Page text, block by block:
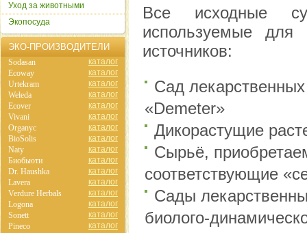
Все исходные
используемые для
источников:
Сад
«Demeter»
Дикорастущие
Сырьё,
соответствующие
Сады
биолого-
Уход за животными
Экопосуда
ЭКО-ПРОИЗВОДИТЕЛИ
Sodasan
каталог
Ecoway
каталог
Urtekram
каталог
Weleda
каталог
Ecover
каталог
Vivani
каталог
Organyc
каталог
BioSolis
каталог
Naty
каталог
Биобьюти
каталог
Dr. Haushka
каталог
Lavera
каталог
Verdure Herbals
каталог
Logona
каталог
Sonett
каталог
Pineco
каталог